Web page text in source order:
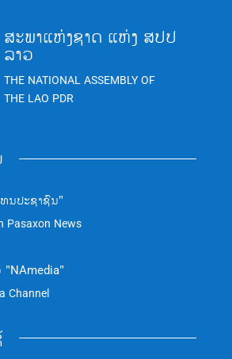
ສະພາແຫ່ງຊາດ ແຫ່ງ ສປປ
ລາວ
THE NATIONAL ASSEMBLY OF
THE LAO PDR
ນປະຊາຊົນ"
Pasaxon News
"NAmedia"
Channel